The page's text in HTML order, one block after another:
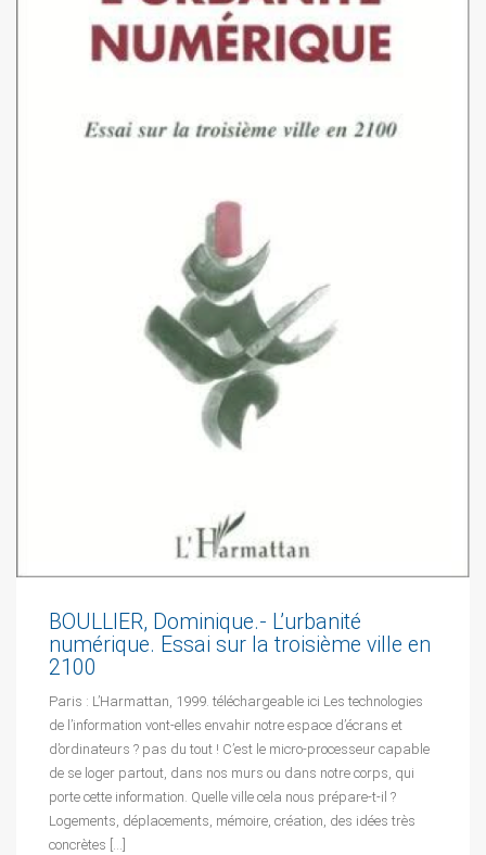
BOULLIER, Dominique.- L’urbanité
numérique. Essai sur la troisième ville en
2100
Paris : L’Harmattan, 1999. téléchargeable ici Les technologies
de l’information vont-elles envahir notre espace d’écrans et
d’ordinateurs ? pas du tout ! C’est le micro-processeur capable
de se loger partout, dans nos murs ou dans notre corps, qui
porte cette information. Quelle ville cela nous prépare-t-il ?
Logements, déplacements, mémoire, création, des idées très
concrètes […]